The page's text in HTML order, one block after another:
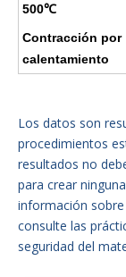
500℃
Contracción por
calentamiento
Los datos son
procedimientos
resultados no
para crear
información
consulte las
seguridad del